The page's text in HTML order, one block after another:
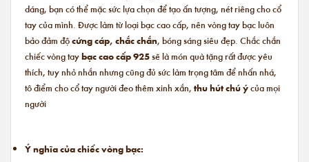
dáng, bạn có thể mặc sức lựa chọn để tạo ấn tượng, nét riêng cho cổ
tay của mình. Được làm từ loại bạc cao cấp, nên vòng tay bạc luôn
bảo đảm độcứng cáp, chắc chắn, bóng sáng siêu đẹp. Chắc chắn
chiếc vòng taybạc cao cấp 925sẽ là món quà tặng rất được yêu
thích, tuy nhỏ nhắn nhưng cũng đủ sức làm trọng tâm để nhấn nhá,
tô điểm cho cổ tay người đeo thêm xinh xắn, thu hút chú ýcủa mọi
người
Ý nghĩa của chiếc vòng bạc: